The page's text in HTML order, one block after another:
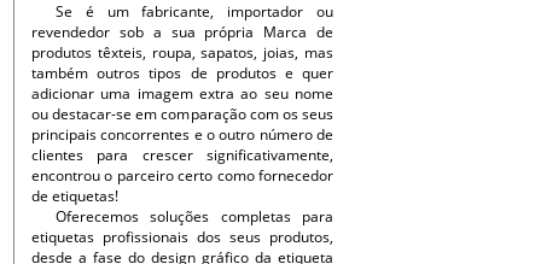
Se é um fabricante, importador ou
revendedor sob a sua própria Marca de
produtos têxteis, roupa, sapatos, joias, mas
também outros tipos de produtos e quer
adicionar uma imagem extra ao seu nome
ou destacar-se em comparação com os seus
principais concorrentes e o outro número de
clientes para crescer significativamente,
encontrou o parceiro certo como fornecedor
de etiquetas!
Oferecemos soluções completas para
etiquetas profissionais dos seus produtos,
desde a fase do design gráfico da etiqueta